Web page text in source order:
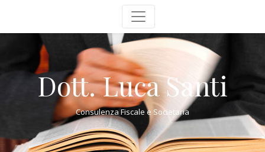
Dott. Luca Santi
Consulenza Fiscale e Societaria